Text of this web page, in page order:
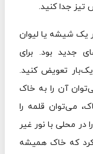
تیز جدا کنید.
یک شیشه یا لیوان
جدید بود. برای
تعویض کنید.
آن را به خاک
می‌توان قلمه را
محلی با نور غیر
کرد که خاک همیشه